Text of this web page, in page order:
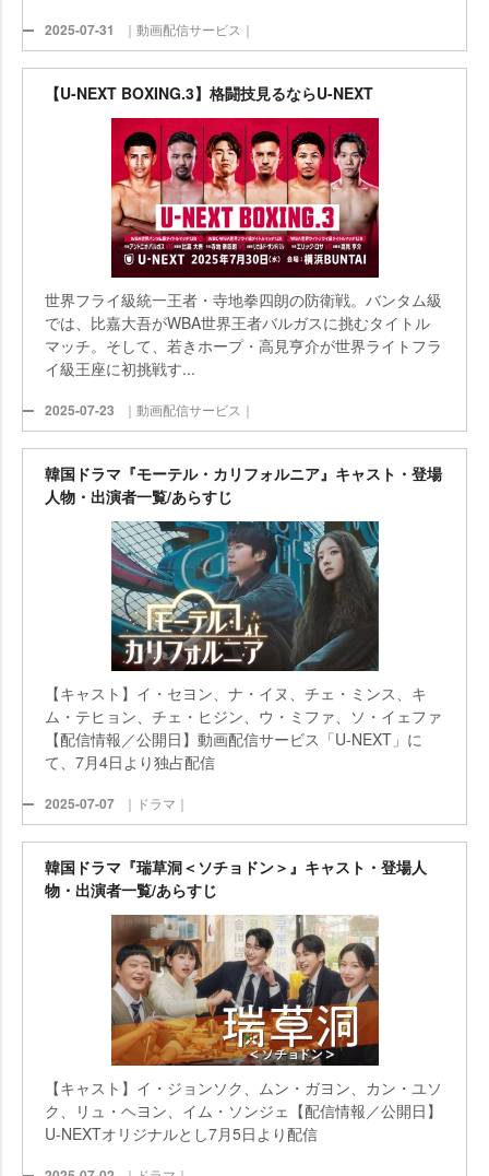
2025-07-31 ｜動画配信サービス｜
【U-NEXT BOXING.3】格闘技見るならU-NEXT
世界フライ級統一王者・寺地拳四朗の防衛戦。バンタム級
では、比嘉大吾がWBA世界王者バルガスに挑むタイトル
マッチ。そして、若きホープ・高見亨介が世界ライトフラ
イ級王座に初挑戦す...
2025-07-23 ｜動画配信サービス｜
韓国ドラマ『モーテル・カリフォルニア』キャスト・登場
人物・出演者一覧/あらすじ
【キャスト】イ・セヨン、ナ・イヌ、チェ・ミンス、キ
ム・テヒョン、チェ・ヒジン、ウ・ミファ、ソ・イェファ
【配信情報／公開日】動画配信サービス「U-NEXT」に
て、7月4日より独占配信
2025-07-07 ｜ドラマ｜
韓国ドラマ『瑞草洞＜ソチョドン＞』キャスト・登場人
物・出演者一覧/あらすじ
【キャスト】イ・ジョンソク、ムン・ガヨン、カン・ユソ
ク、リュ・ヘヨン、イム・ソンジェ【配信情報／公開日】
U-NEXTオリジナルとし7月5日より配信